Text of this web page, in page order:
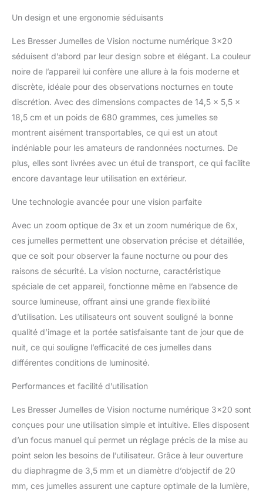
Un design et une ergonomie séduisants
Les Bresser Jumelles de Vision nocturne numérique 3×20
séduisent d’abord par leur design sobre et élégant. La couleur
noire de l’appareil lui confère une allure à la fois moderne et
discrète, idéale pour des observations nocturnes en toute
discrétion. Avec des dimensions compactes de 14,5 x 5,5 x
18,5 cm et un poids de 680 grammes, ces jumelles se
montrent aisément transportables, ce qui est un atout
indéniable pour les amateurs de randonnées nocturnes. De
plus, elles sont livrées avec un étui de transport, ce qui facilite
encore davantage leur utilisation en extérieur.
Une technologie avancée pour une vision parfaite
Avec un zoom optique de 3x et un zoom numérique de 6x,
ces jumelles permettent une observation précise et détaillée,
que ce soit pour observer la faune nocturne ou pour des
raisons de sécurité. La vision nocturne, caractéristique
spéciale de cet appareil, fonctionne même en l’absence de
source lumineuse, offrant ainsi une grande flexibilité
d’utilisation. Les utilisateurs ont souvent souligné la bonne
qualité d’image et la portée satisfaisante tant de jour que de
nuit, ce qui souligne l’efficacité de ces jumelles dans
différentes conditions de luminosité.
Performances et facilité d’utilisation
Les Bresser Jumelles de Vision nocturne numérique 3×20 sont
conçues pour une utilisation simple et intuitive. Elles disposent
d’un focus manuel qui permet un réglage précis de la mise au
point selon les besoins de l’utilisateur. Grâce à leur ouverture
du diaphragme de 3,5 mm et un diamètre d’objectif de 20
mm, ces jumelles assurent une capture optimale de la lumière,